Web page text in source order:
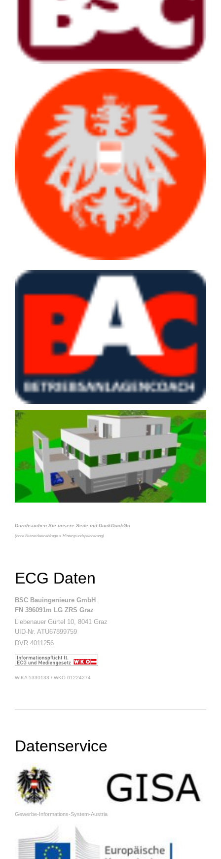
Durchsuchen Sie unsere Seite mit DuckDuckGo
(ohne Nutzerdatenabfrage u. Hintergrundspeicherung)
ECG Daten
BSC Bauingenieure GmbH
FN 396091m LG ZRS Graz
Liebenauer Gürtel 10, 8041 Graz
UID-Nr. ATU67899759
DVR 4011256
WIKA 5330133 / WKÖ 01224274
Datenservice
Gewerbe-Informations-System-Austria